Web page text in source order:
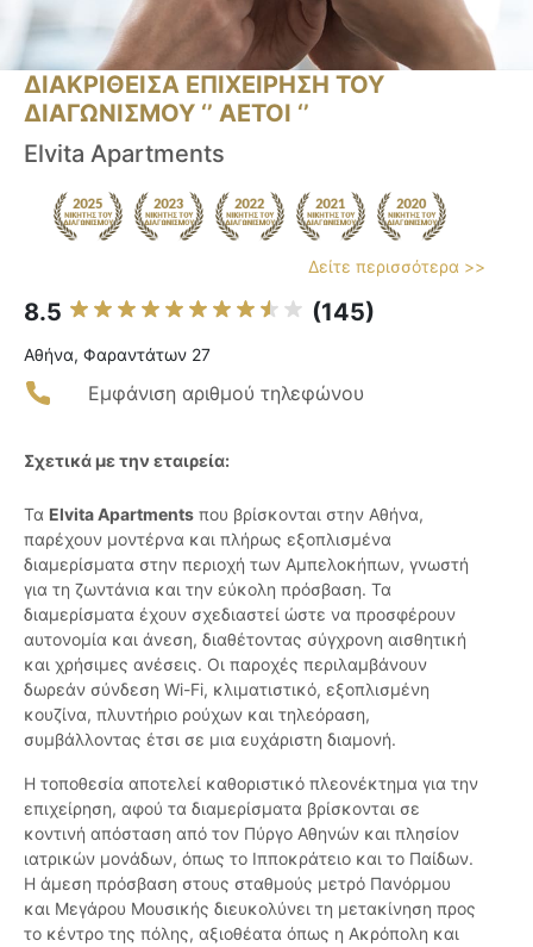
ΔΙΑΚΡΙΘΕΙΣΑ ΕΠΙΧΕΙΡΗΣΗ ΤΟΥ
ΔΙΑΓΩΝΙΣΜΟΥ ‘’ ΑΕΤΟΙ ‘’
Elvita Apartments
Δείτε περισσότερα >>
8.5 (145)
Αθήνα, Φαραντάτων 27
Εμφάνιση αριθμού τηλεφώνου
Σχετικά με την εταιρεία:
Τα Elvita Apartments που βρίσκονται στην Αθήνα,
παρέχουν μοντέρνα και πλήρως εξοπλισμένα
διαμερίσματα στην περιοχή των Αμπελοκήπων, γνωστή
για τη ζωντάνια και την εύκολη πρόσβαση. Τα
διαμερίσματα έχουν σχεδιαστεί ώστε να προσφέρουν
αυτονομία και άνεση, διαθέτοντας σύγχρονη αισθητική
και χρήσιμες ανέσεις. Οι παροχές περιλαμβάνουν
δωρεάν σύνδεση Wi-Fi, κλιματιστικό, εξοπλισμένη
κουζίνα, πλυντήριο ρούχων και τηλεόραση,
συμβάλλοντας έτσι σε μια ευχάριστη διαμονή.
Η τοποθεσία αποτελεί καθοριστικό πλεονέκτημα για την
επιχείρηση, αφού τα διαμερίσματα βρίσκονται σε
κοντινή απόσταση από τον Πύργο Αθηνών και πλησίον
ιατρικών μονάδων, όπως το Ιπποκράτειο και το Παίδων.
Η άμεση πρόσβαση στους σταθμούς μετρό Πανόρμου
και Μεγάρου Μουσικής διευκολύνει τη μετακίνηση προς
το κέντρο της πόλης, αξιοθέατα όπως η Ακρόπολη και